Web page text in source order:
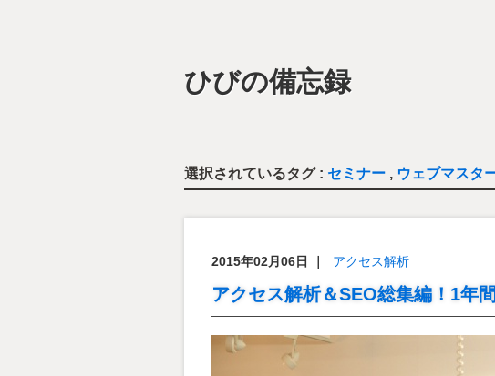
ひびの備忘録
選択されているタグ : セミナー , ウェブマスタ
2015年02月06日 アクセス解析
アクセス解析＆SEO総集編！1年